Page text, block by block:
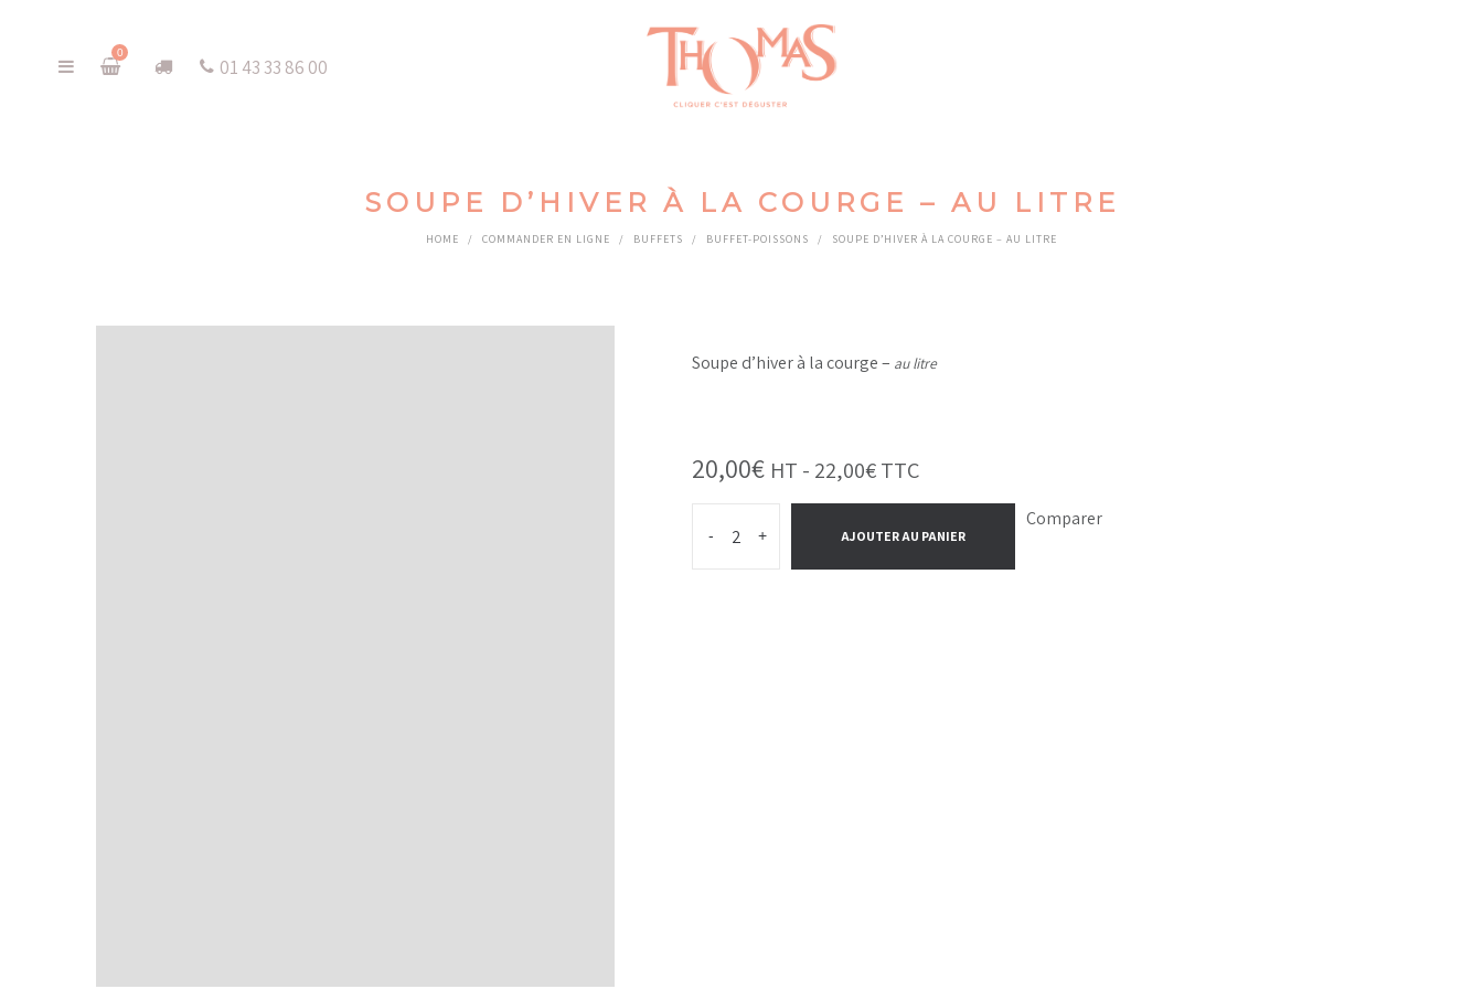
0
01 43 33 86 00
SOUPE D’HIVER À LA COURGE – AU LITRE
HOME / COMMANDER EN LIGNE / BUFFETS / BUFFET-POISSONS / SOUPE D’HIVER À LA COURGE – AU LITRE
Soupe d’hiver à la courge – au litre
20,00€ HT - 22,00€TTC
- + AJOUTER AU PANIER
Comparer